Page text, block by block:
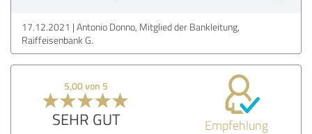
17.12.2021 Antonio Donno, Mitglied der Bankleitung,
Raiffeisenbank G.
5,00 von 5
SEHR GUT Empfehlung